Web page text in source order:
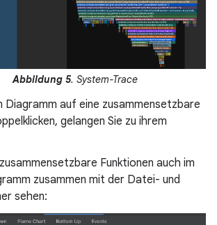
Abbildung 5. System-Trace
Diagramm auf eine zusammensetzbare
gelangen Sie zu ihrem
Funktionen auch im
zusammen mit der Datei- und
sehen: